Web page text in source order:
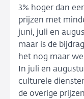
3% hoger dan
prijzen met
juni, juli en
maar is de
het nog maar
In juli en
culturele
de overige